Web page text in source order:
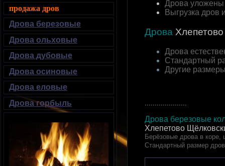
Дрова
Выгрузка дров
Дрова Хлепетово
Дрова
Стандартный
Другие
Дрова березовые
Хлепетово
Берёзовые дрова в коре,
Стандартный размер дров
продажа дров
Дрова березовые
Дрова ольховые
Дрова дубовые
Дрова осиновые
Дрова еловые
Дрова горбыль